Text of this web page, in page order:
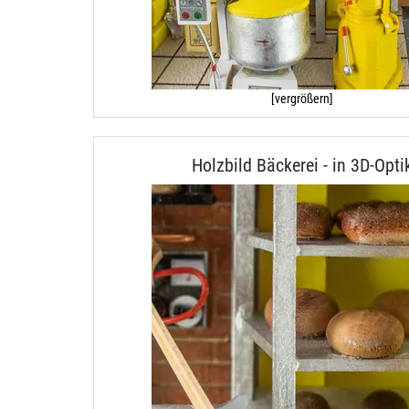
[vergrößern]
Holzbild Bäckerei - in 3D-